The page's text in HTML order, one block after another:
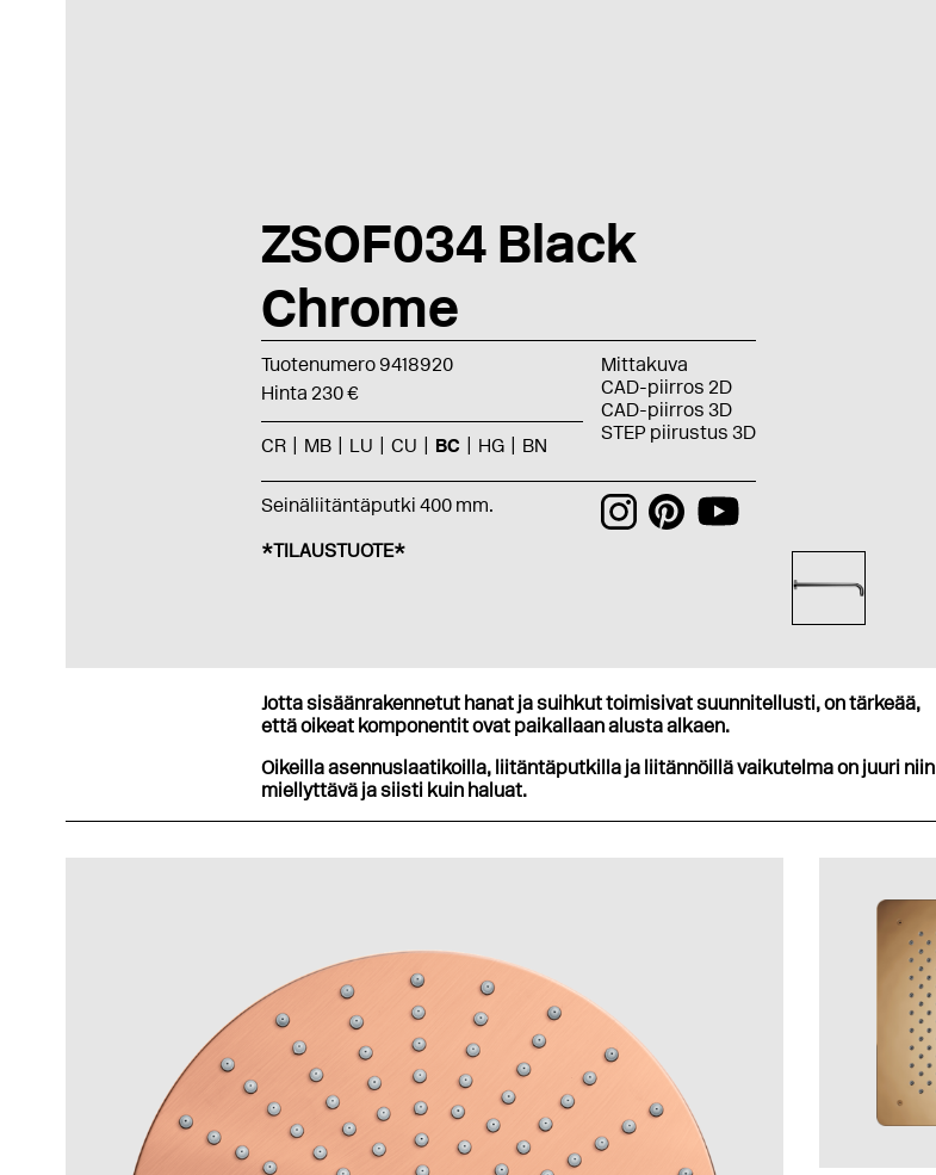
ZSOF034 Black
Chrome
Tuotenumero 9418920
Hinta 230 €
CR MB LU CU BC HG BN
Mittakuva
CAD-piirros 2D
CAD-piirros 3D
STEP piirustus 3D
Seinäliitäntäputki 400 mm.
*TILAUSTUOTE*
Jotta sisäänrakennetut hanat ja suihkut toimisivat suunnitellusti, on tärkeää,
että oikeat komponentit ovat paikallaan alusta alkaen.
Oikeilla asennuslaatikoilla, liitäntäputkilla ja liitännöillä vaikutelma on juuri niin
miellyttävä ja siisti kuin haluat.